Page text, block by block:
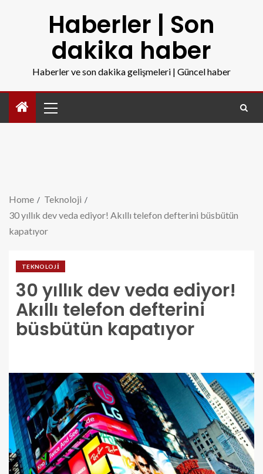
Haberler | Son
dakika haber
Haberler ve son dakika gelişmeleri | Güncel haber
Home
Teknoloji
30 yıllık dev veda ediyor! Akıllı telefon defterini büsbütün
kapatıyor
TEKNOLOJI
30 yıllık dev veda ediyor!
Akıllı telefon defterini
büsbütün kapatıyor